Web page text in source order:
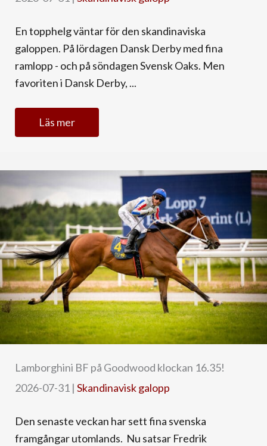
En topphelg väntar för den skandinaviska
galoppen. På lördagen Dansk Derby med fina
ramlopp - och på söndagen Svensk Oaks. Men
favoriten i Dansk Derby, ...
Läs mer
Lamborghini BF på Goodwood klockan 16.35!
2026-07-31 | Skandinavisk galopp
Den senaste veckan har sett fina svenska
framgångar utomlands. Nu satsar Fredrik